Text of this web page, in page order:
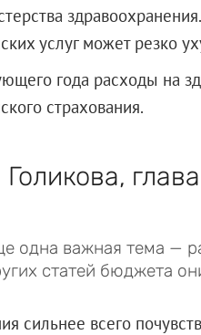
услуг может резко
года расходы на
страхования.
Голикова,
одна важная тема —
статей бюджета
сильнее всего